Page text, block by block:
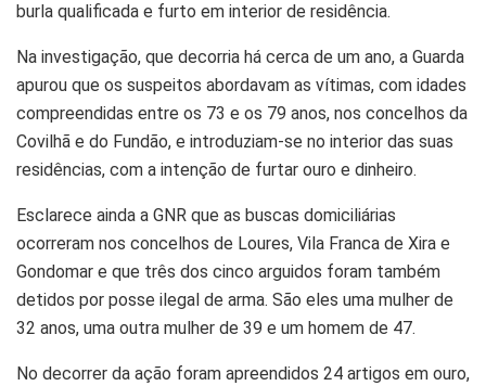
burla qualificada e furto em interior de residência.
Na investigação, que decorria há cerca de um ano, a Guarda
apurou que os suspeitos abordavam as vítimas, com idades
compreendidas entre os 73 e os 79 anos, nos concelhos da
Covilhã e do Fundão, e introduziam-se no interior das suas
residências, com a intenção de furtar ouro e dinheiro.
Esclarece ainda a GNR que as buscas domiciliárias
ocorreram nos concelhos de Loures, Vila Franca de Xira e
Gondomar e que três dos cinco arguidos foram também
detidos por posse ilegal de arma. São eles uma mulher de
32 anos, uma outra mulher de 39 e um homem de 47.
No decorrer da ação foram apreendidos 24 artigos em ouro,